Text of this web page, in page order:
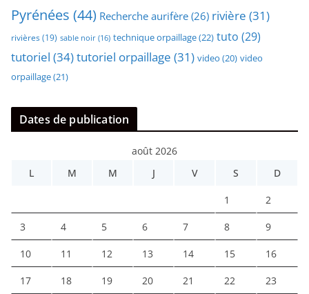
Pyrénées (44) Recherche aurifère (26) rivière (31)
rivières(19) sable noir (16) technique orpaillage(22) tuto (29)
tutoriel (34)tutoriel orpaillage (31) video (20) video
orpaillage(21)
Dates de publication
août 2026
L
M M J V S D
1 2
3 4 5 6 7 8 9
10 11 12 13 14 15 16
17 18 19 20 21 22 23